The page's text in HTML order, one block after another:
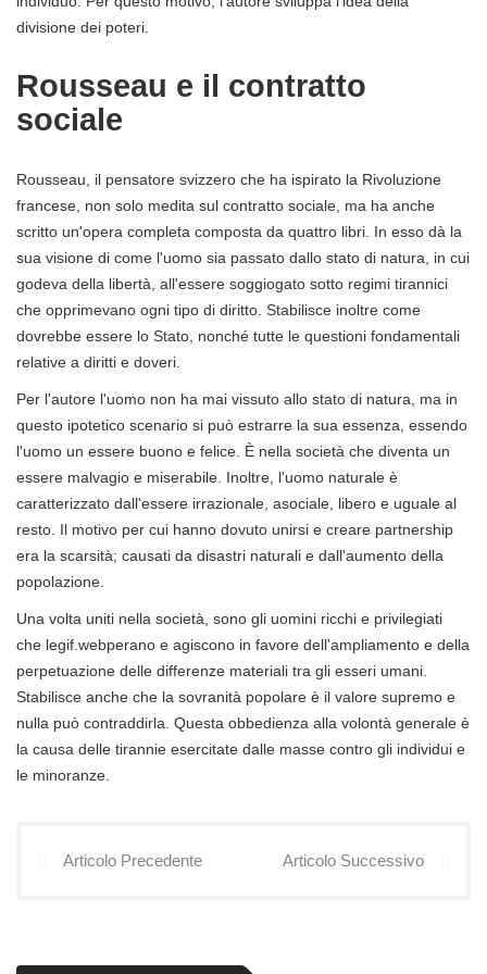
divisione dei poteri.
Rousseau e il contratto
sociale
Rousseau, il pensatore svizzero che ha ispirato la Rivoluzione
francese, non solo medita sul contratto sociale, ma ha anche
scritto un'opera completa composta da quattro libri. In esso dà la
sua visione di come l'uomo sia passato dallo stato di natura, in cui
godeva della libertà, all'essere soggiogato sotto regimi tirannici
che opprimevano ogni tipo di diritto. Stabilisce inoltre come
dovrebbe essere lo Stato, nonché tutte le questioni fondamentali
relative a diritti e doveri.
Per l'autore l'uomo non ha mai vissuto allo stato di natura, ma in
questo ipotetico scenario si può estrarre la sua essenza, essendo
l'uomo un essere buono e felice. È nella società che diventa un
essere malvagio e miserabile. Inoltre, l'uomo naturale è
caratterizzato dall'essere irrazionale, asociale, libero e uguale al
resto. Il motivo per cui hanno dovuto unirsi e creare partnership
era la scarsità; causati da disastri naturali e dall'aumento della
popolazione.
Una volta uniti nella società, sono gli uomini ricchi e privilegiati
che legif.webperano e agiscono in favore dell'ampliamento e della
perpetuazione delle differenze materiali tra gli esseri umani.
Stabilisce anche che la sovranità popolare è il valore supremo e
nulla può contraddirla. Questa obbedienza alla volontà generale è
la causa delle tirannie esercitate dalle masse contro gli individui e
le minoranze.
Articolo Precedente Articolo Successivo